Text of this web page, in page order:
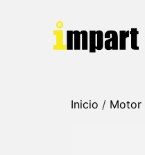
Inicio / Motor